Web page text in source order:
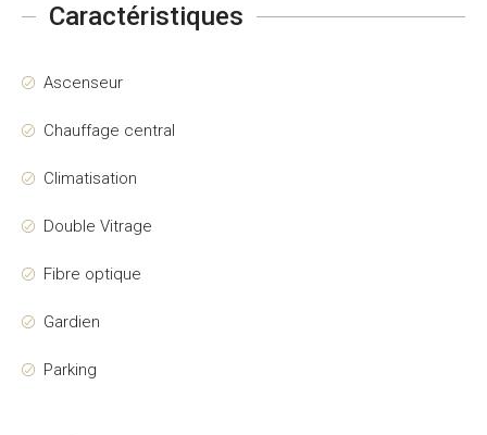
Caractéristiques
Ascenseur
Chauffage central
Climatisation
Double Vitrage
Fibre optique
Gardien
Parking